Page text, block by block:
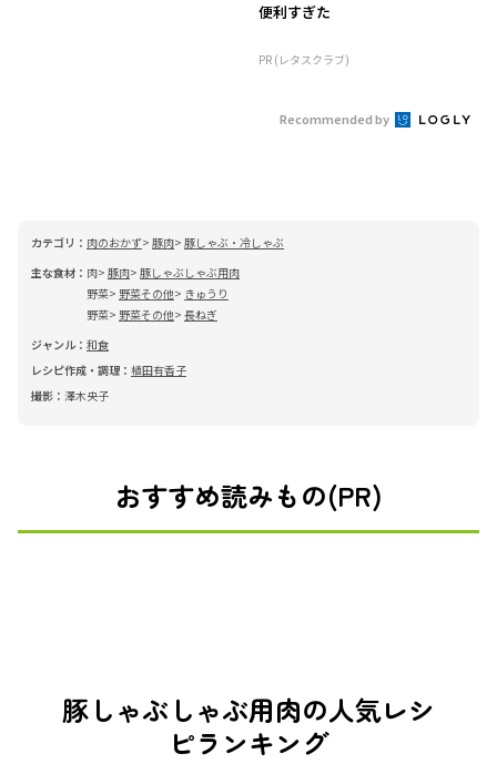
便利すぎた
PR (レタスクラブ)
Recommended by
カテゴリ： 肉のおかず 豚肉 豚しゃぶ・冷しゃぶ
主な食材： 肉 豚肉 豚しゃぶしゃぶ用肉
野菜
野菜その他
きゅうり
野菜
野菜その他 長ねぎ
ジャンル： 和食
レシピ作成・調理： 植田有香子
撮影： 澤木央子
おすすめ読みもの(PR)
豚しゃぶしゃぶ用肉の人気レシ
ピランキング